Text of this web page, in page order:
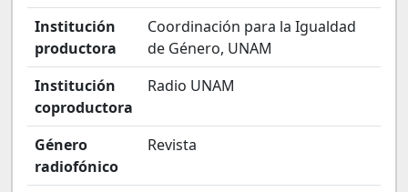
Institución
productora
Coordinación para la Igualdad
de Género, UNAM
Institución
coproductora
Radio UNAM
Género
radiofónico
Revista